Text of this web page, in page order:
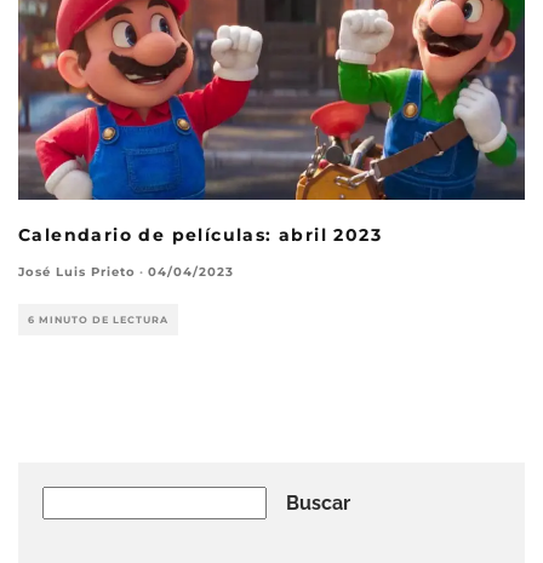
Calendario de películas: abril 2023
José Luis Prieto · 04/04/2023
6 MINUTO DE LECTURA
Buscar